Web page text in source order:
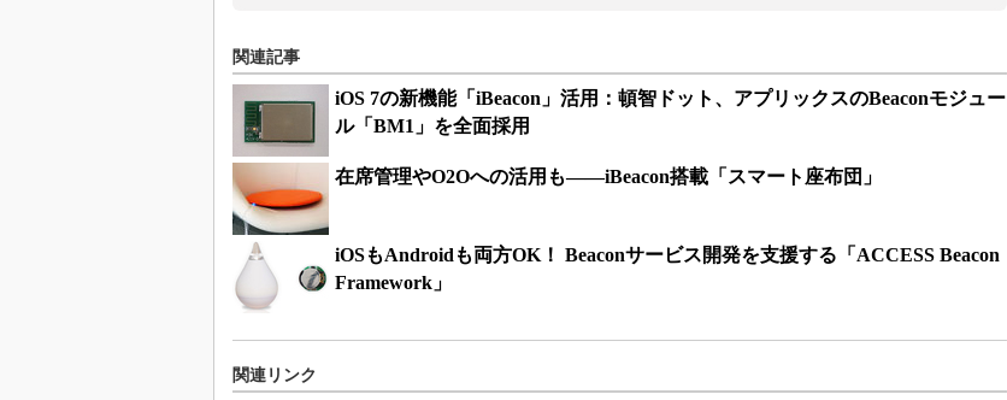
関連記事
iOS 7の新機能「iBeacon」活用：頓智ドット、アプリックスのBeaconモジュー
ル「BM1」を全面採用
在席管理やO2Oへの活用も――iBeacon搭載「スマート座布団」
iOSもAndroidも両方OK！ Beaconサービス開発を支援する「ACCESS Beacon
Framework」
関連リンク